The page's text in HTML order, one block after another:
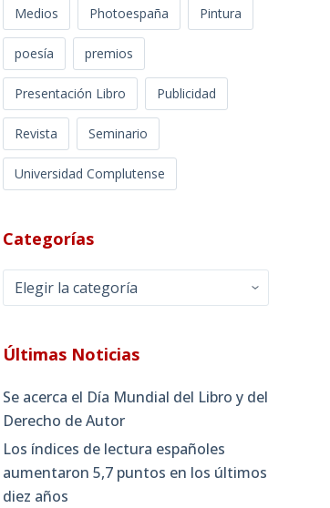
Medios Photoespaña Pintura
poesía premios
Presentación Libro Publicidad
Revista Seminario
Universidad Complutense
Categorías
Categorías
Últimas Noticias
Se acerca el Día Mundial del Libro y del
Derecho de Autor
Los índices de lectura españoles
aumentaron 5,7 puntos en los últimos
diez años